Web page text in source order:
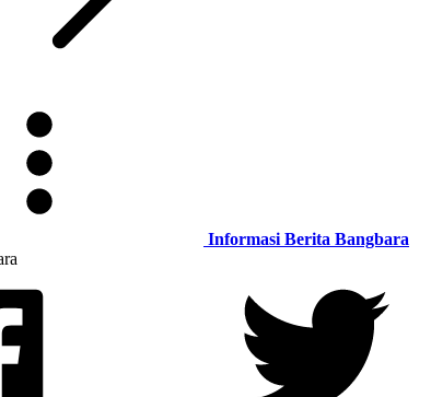
Informasi Berita Bangbara